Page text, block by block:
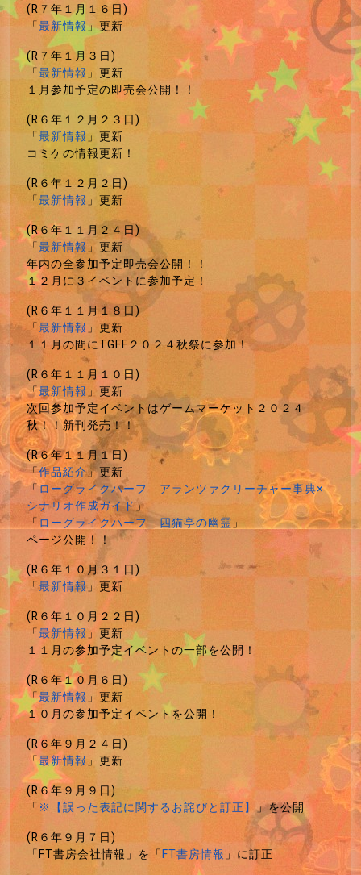
(R７年１月１６日)
「最新情報」更新
(R７年１月３日)
「最新情報」更新
１月参加予定の即売会公開！！
(R６年１２月２３日)
「最新情報」更新
コミケの情報更新！
(R６年１２月２日)
「最新情報」更新
(R６年１１月２４日)
「最新情報」更新
年内の全参加予定即売会公開！！
１２月に３イベントに参加予定！
(R６年１１月１８日)
「最新情報」更新
１１月の間にTGFF２０２４秋祭に参加！
(R６年１１月１０日)
「最新情報」更新
次回参加予定イベントはゲームマーケット２０２４
秋！！新刊発売！！
(R６年１１月１日)
「作品紹介」更新
「ローグライクハーフ アランツァクリーチャー事典×
シナリオ作成ガイド」
「ローグライクハーフ 四猫亭の幽霊」
ページ公開！！
(R６年１０月３１日)
「最新情報」更新
(R６年１０月２２日)
「最新情報」更新
１１月の参加予定イベントの一部を公開！
(R６年１０月６日)
「最新情報」更新
１０月の参加予定イベントを公開！
(R６年９月２４日)
「最新情報」更新
(R６年９月９日)
「※【誤った表記に関するお詫びと訂正】」を公開
(R６年９月７日)
「FT書房会社情報」を「FT書房情報」に訂正